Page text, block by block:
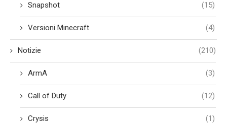
Snapshot (15)
Versioni Minecraft (4)
Notizie (210)
ArmA (3)
Call of Duty (12)
Crysis (1)